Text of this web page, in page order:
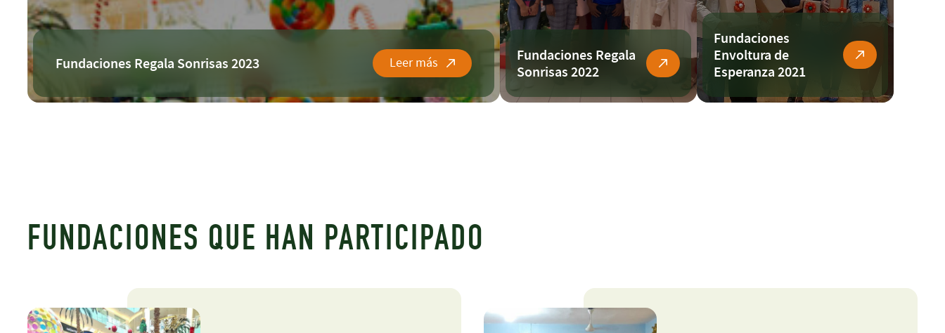
Fundaciones Regala Sonrisas 2023 Leer más
Fundaciones Regala
Sonrisas 2022
Fundaciones
Envoltura de
Esperanza 2021
FUNDACIONES QUE HAN PARTICIPADO